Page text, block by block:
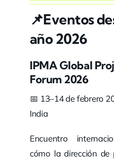
📌Eventos
año 2026
IPMA Global
Forum 2026
📅 13–14 de febrero
India
Encuentro
cómo la dirección de